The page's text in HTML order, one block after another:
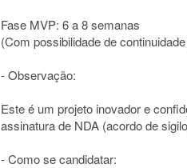
Fase MVP: 6 a 8 semanas
(Com possibilidade de
- Observação:
Este é um projeto inovador e
assinatura de NDA (acordo de
- Como se candidatar: